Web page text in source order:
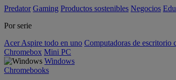
Predator Gaming Productos sostenibles Negocios
Por serie
Acer Aspire todo en uno Computadoras de escritorio
Chromebox Mini PC
Windows
Chromebooks